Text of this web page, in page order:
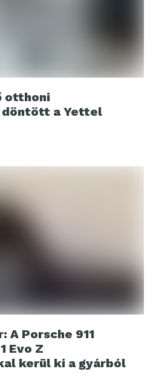
otthoni
döntött a Yettel
A Porsche 911
Evo Z
kerül ki a gyárból